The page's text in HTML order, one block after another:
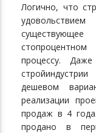
Логично, что
процессу.
дешевом
реализации
продаж в 4
продано в